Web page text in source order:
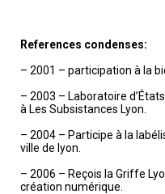
References condenses:
– 2001 – participation à la
– 2003 – Laboratoire
à Les Subsistances Lyon.
– 2004 – Participe à la
ville de lyon.
– 2006 – Reçois la Griffe
création numérique.